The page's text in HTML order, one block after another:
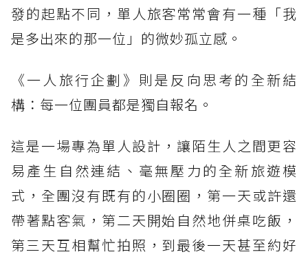
發的起點不同，單人旅客常常會有一種「我
是多出來的那一位」的微妙孤立感。
《一人旅行企劃》則是反向思考的全新結
構：每一位團員都是獨自報名。
這是一場專為單人設計，讓陌生人之間更容
易產生自然連結、毫無壓力的全新旅遊模
式，全團沒有既有的小圈圈，第一天或許還
帶著點客氣，第二天開始自然地併桌吃飯，
第三天互相幫忙拍照，到最後一天甚至約好